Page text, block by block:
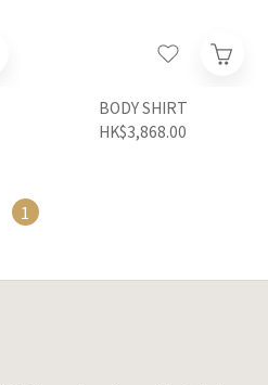
BODY SHIRT
HK$3,868.00
1